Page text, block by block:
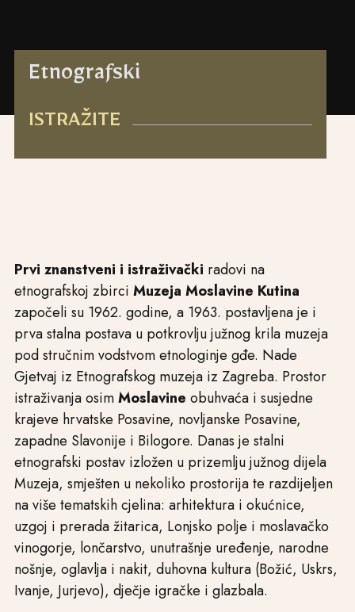
Etnografski
ISTRAŽITE
Prvi znanstveni i istraživački radovi na
etnografskoj zbirci Muzeja Moslavine Kutina
započeli su 1962. godine, a 1963. postavljena je i
prva stalna postava u potkrovlju južnog krila muzeja
pod stručnim vodstvom etnologinje gđe. Nade
Gjetvaj iz Etnografskog muzeja iz Zagreba. Prostor
istraživanja osimMoslavine obuhvaća i susjedne
krajeve hrvatske Posavine, novljanske Posavine,
zapadne Slavonije i Bilogore. Danas je stalni
etnografski postav izložen u prizemlju južnog dijela
Muzeja, smješten u nekoliko prostorija te razdijeljen
na više tematskih cjelina: arhitektura i okućnice,
uzgoj i prerada žitarica, Lonjsko polje i moslavačko
vinogorje, lončarstvo, unutrašnje uređenje, narodne
nošnje, oglavlja i nakit, duhovna kultura (Božić, Uskrs,
Ivanje, Jurjevo), dječje igračke i glazbala.